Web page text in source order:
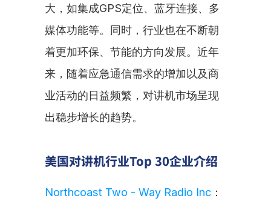
大，如集成GPS定位、蓝牙连接、多
媒体功能等。同时，行业也在不断朝
着更加环保、节能的方向发展。近年
来，随着应急通信需求的增加以及商
业活动的日益频繁，对讲机市场呈现
出稳步增长的趋势。
美国对讲机行业Top 30企业介绍
Northcoast Two - Way Radio Inc ：